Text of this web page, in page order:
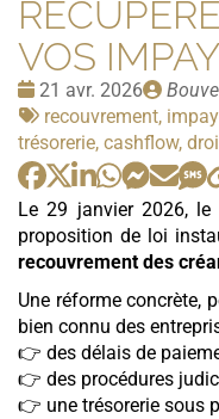
VOS
Date
:
21 avr. 2026
Publié
par
Tags
:
recouvrement,
trésorerie, cashflow,
Le 29 janvier 2026,
proposition de loi
recouvrement des
Une réforme concrète,
bien connu des
👉 des délais de
👉 des procédures
👉 une trésorerie sous